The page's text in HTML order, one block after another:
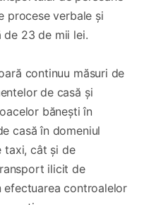
procese verbale și
de 23 de mii lei.
continuu măsuri de
de casă și
bănești în
casă în domeniul
taxi, cât și de
ilicit de
efectuarea controalelor